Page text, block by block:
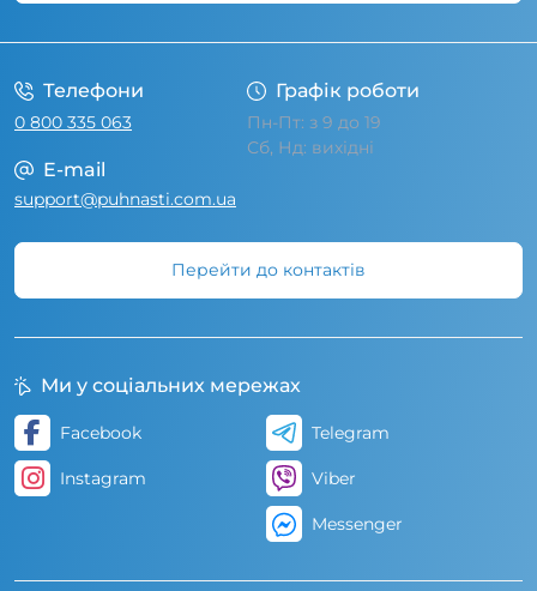
Телефони
0 800 335 063
Графік роботи
Пн-Пт: з 9 до 19
Сб, Нд: вихідні
E-mail
support@puhnasti.com.ua
Перейти до контактів
Ми у соціальних мережах
Facebook
Instagram
Telegram
Viber
Messenger